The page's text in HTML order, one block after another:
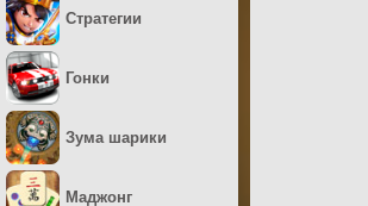
Стратегии
Гонки
Зума шарики
Маджонг